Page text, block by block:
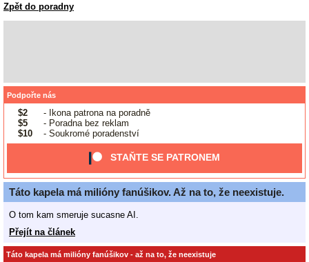
Zpět do poradny
Podpořte nás
$2
- Ikona patrona na poradně
$5
- Poradna bez reklam
$10
- Soukromé poradenství
STAŇTE SE PATRONEM
Táto kapela má milióny fanúšikov. Až na to, že neexistuje.
O tom kam smeruje sucasne AI.
Přejít na článek
Táto kapela má milióny fanúšikov - až na to, že neexistuje